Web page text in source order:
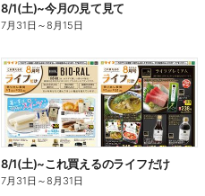
8/1(土)~今月の見て見て
7月31日 ～8月15日
8/1(土)~これ買えるのライフだけ
7月31日 ～8月31日